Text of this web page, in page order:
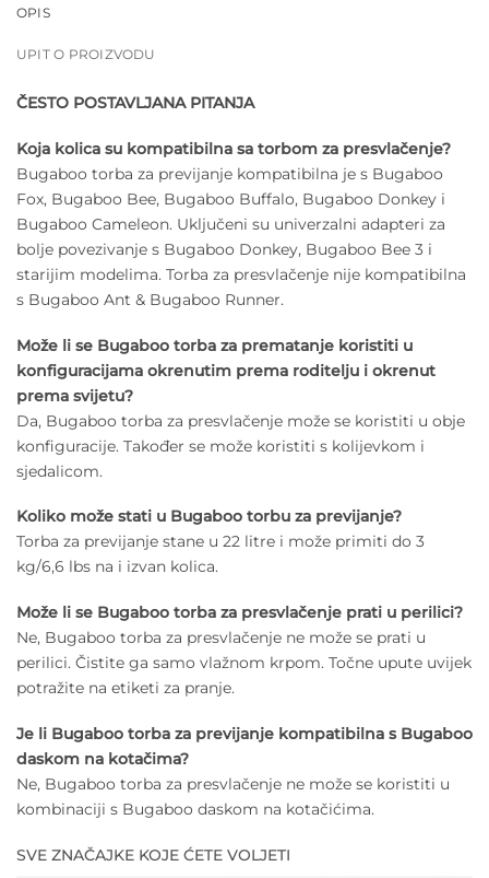
OPIS
UPIT O PROIZVODU
ČESTO POSTAVLJANA PITANJA
Koja kolica su kompatibilna sa torbom za presvlačenje?
Bugaboo torba za previjanje kompatibilna je s Bugaboo
Fox, Bugaboo Bee, Bugaboo Buffalo, Bugaboo Donkey i
Bugaboo Cameleon. Uključeni su univerzalni adapteri za
bolje povezivanje s Bugaboo Donkey, Bugaboo Bee 3 i
starijim modelima. Torba za presvlačenje nije kompatibilna
s Bugaboo Ant & Bugaboo Runner.
Može li se Bugaboo torba za prematanje koristiti u
konfiguracijama okrenutim prema roditelju i okrenut
prema svijetu?
Da, Bugaboo torba za presvlačenje može se koristiti u obje
konfiguracije. Također se može koristiti s kolijevkom i
sjedalicom.
Koliko može stati u Bugaboo torbu za previjanje?
Torba za previjanje stane u 22 litre i može primiti do 3
kg/6,6 lbs na i izvan kolica.
Može li se Bugaboo torba za presvlačenje prati u perilici?
Ne, Bugaboo torba za presvlačenje ne može se prati u
perilici. Čistite ga samo vlažnom krpom. Točne upute uvijek
potražite na etiketi za pranje.
Je li Bugaboo torba za previjanje kompatibilna s Bugaboo
daskom na kotačima?
Ne, Bugaboo torba za presvlačenje ne može se koristiti u
kombinaciji s Bugaboo daskom na kotačićima.
SVE ZNAČAJKE KOJE ĆETE VOLJETI